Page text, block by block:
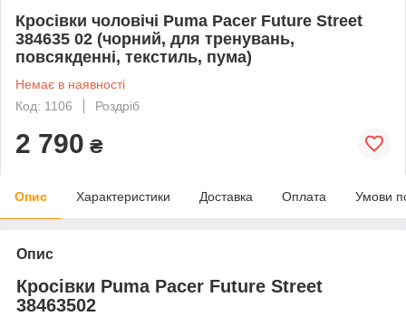
Кросівки чоловічі Puma Pacer Future Street
384635 02 (чорний, для тренувань,
повсякденні, текстиль, пума)
Немає в наявності
Код: 1106
Роздріб
2 790 ₴
Опис Характеристики Доставка Оплата Умови
Опис
Кросівки Puma Pacer Future Street
38463502